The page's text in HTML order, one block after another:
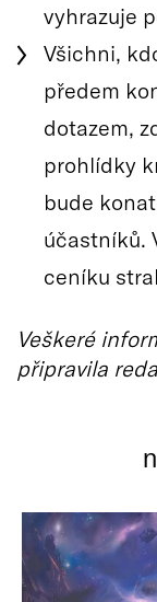
vyhrazuje
Všichni,
předem
dotazem,
prohlídky
bude
účastníků.
ceníku
Veškeré
připravila